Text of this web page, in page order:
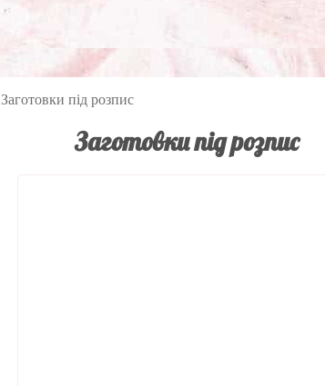
Заготовки під розпис
Заготовки під розпис